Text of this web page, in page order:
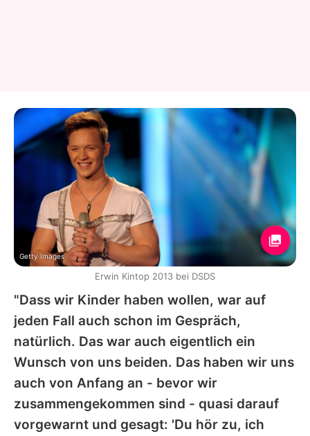
"Dass wir Kinder haben wollen, war auf
jeden Fall auch schon im Gespräch,
natürlich. Das war auch eigentlich ein
Wunsch von uns beiden. Das haben wir uns
auch von Anfang an - bevor wir
zusammengekommen sind - quasi darauf
vorgewarnt und gesagt: 'Du hör zu, ich
Getty Images
Erwin Kintop 2013 bei DSDS